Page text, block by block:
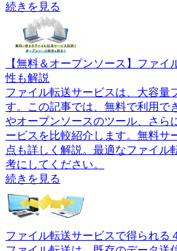
続きを見る
【無料＆オープンソース】ファ
性も解説
ファイル転送サービスは、大容量
す。この記事では、無料で利用で
やオープンソースのツール、さら
ービスを比較紹介します。無料サ
点も詳しく解説。最適なファイル
考にしてください。
続きを見る
ファイル転送サービスで得られる